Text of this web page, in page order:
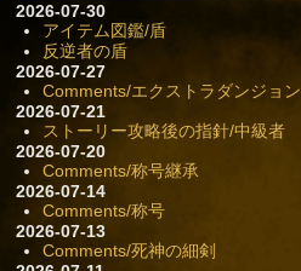
2026-07-30
アイテム図鑑/盾
反逆者の盾
2026-07-27
Comments/エクストラダンジョン
2026-07-21
ストーリー攻略後の指針/中級者
2026-07-20
Comments/称号継承
2026-07-14
Comments/称号
2026-07-13
Comments/死神の細剣